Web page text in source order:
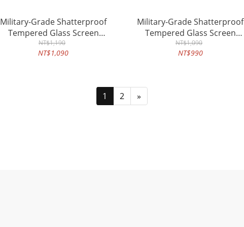
Military-Grade Shatterproof
Tempered Glass Screen
Protector (Corning Glass) for
iPhone 16
NT$1,190
NT$1,090
Military-Grade Shatterproof
Tempered Glass Screen
Protector (Corning Glass) for
iPhone 16
NT$1,090
NT$990
1 2 »